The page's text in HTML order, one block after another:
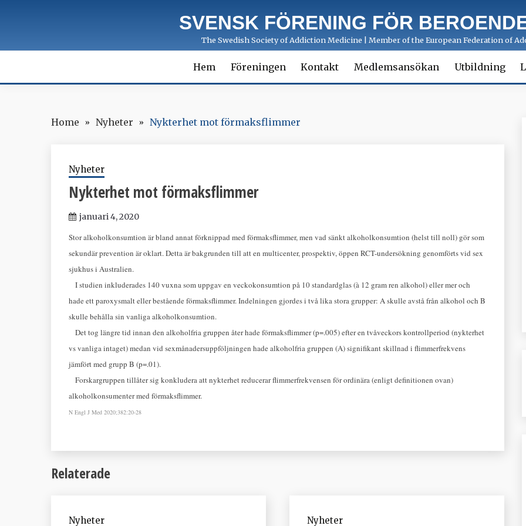
SVENSK FÖRENING FÖR
The Swedish Society of Addiction Medicine | Member of the European Federation of
Hem Föreningen Kontakt Medlemsansökan Utbildning
Home Nyheter Nykterhet mot förmaksflimmer
Nyheter
Nykterhet mot förmaksflimmer
januari 4, 2020
Stor alkoholkonsumtion är bland annat förknippad med förmaksflimmer, men vad sänkt alkoholkonsumtion (helst till noll) gör som
sekundär prevention är oklart. Detta är bakgrunden till att en multicenter, prospektiv, öppen RCT-undersökning genomförts vid sex
sjukhus i Australien.
I studien inkluderades 140 vuxna som uppgav en veckokonsumtion på 10 standardglas (à 12 gram ren alkohol) eller mer och
hade ett paroxysmalt eller bestående förmaksflimmer. Indelningen gjordes i två lika stora grupper: A skulle avstå från alkohol och B
skulle behålla sin vanliga alkoholkonsumtion.
Det tog längre tid innan den alkoholfria gruppen åter hade förmaksflimmer (p=.005) efter en tvåveckors kontrollperiod (nykterhet
vs vanliga intaget) medan vid sexmånadersuppföljningen hade alkoholfria gruppen (A) signifikant skillnad i flimmerfrekvens
jämfört med grupp B (p=.01).
Forskargruppen tillåter sig konkludera att nykterhet reducerar flimmerfrekvensen för ordinära (enligt definitionen ovan)
alkoholkonsumenter med förmaksflimmer.
N Engl J Med 2020;382:20-28
Relaterade
Nyheter Nyheter